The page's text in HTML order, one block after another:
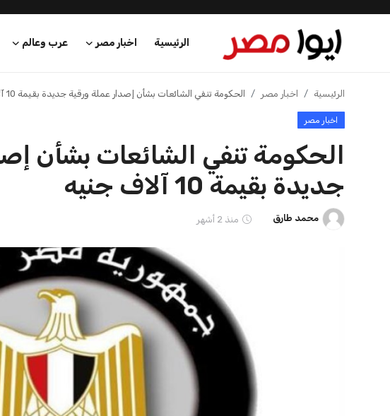
الرئيسية اخبار مصر عرب وعالم
الرئيسية
اخبار مصر
عرب وعالم
اخبار الرياضة
الرئيسية اخبار مصر الحكومة تنفي الشائعات بشأن إصدار عملة ورقية جديدة بقيمة 10 آلاف جنيه
اخبار مصر
الحكومة تنفي الشائعات بشأن
جديدة بقيمة 10 آلاف جنيه
محمد طارق منذ 2 أشهر